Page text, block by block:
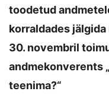
toodetud
korraldades jälgida
30. novembril
andmekonverents
teenima?“